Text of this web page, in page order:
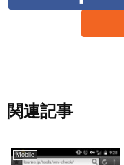
関連記事
Mobile